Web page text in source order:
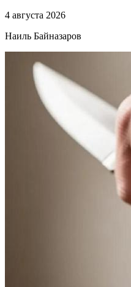
4 августа 2026
Наиль Байназаров